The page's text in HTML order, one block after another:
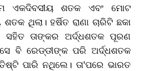
ଏକଦିବସୀୟ ଶତକ ଏବଂ ମୋଟ
ଥିଲା। ହର୍ଷିତ ରାଣା ଚାରିଟି ଛକା
ସହିତ ତାଙ୍କର ଅର୍ଦ୍ଧଶତକ ପୂରଣ
ବି ରେଡ୍ଡୀଙ୍କ ପରି ଅର୍ଦ୍ଧଶତକ
ପାରି ନଥିଲେ। ତା'ପରେ ଭାରତ